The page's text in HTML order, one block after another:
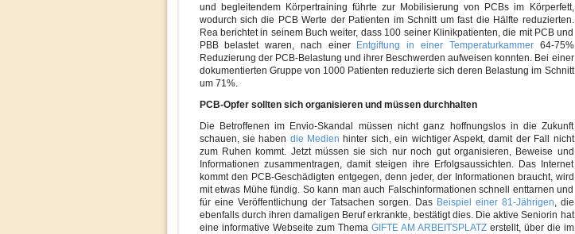
und begleitendem Körpertraining führte zur Mobilisierung von PCBs im Körperfett,
wodurch sich die PCB Werte der Patienten im Schnitt um fast die Hälfte reduzierten.
Rea berichtet in seinem Buch weiter, dass 100 seiner Klinikpatienten, die mit PCB und
PBB belastet waren, nach einer
Entgiftung in einer Temperaturkammer 64-75%
Reduzierung der PCB-Belastung und ihrer Beschwerden aufweisen konnten. Bei einer
dokumentierten Gruppe von 1000 Patienten reduzierte sich deren Belastung im Schnitt
um 71%.
PCB-Opfer sollten sich organisieren und müssen durchhalten
Die Betroffenen im Envio-Skandal müssen nicht ganz hoffnungslos in die Zukunft
schauen, sie haben die Medien hinter sich, ein wichtiger Aspekt, damit der Fall nicht
zum Ruhen kommt. Jetzt müssen sie sich nur noch gut organisieren, Beweise und
Informationen zusammentragen, damit steigen ihre Erfolgsaussichten. Das Internet
kommt den PCB-Geschädigten entgegen, denn jeder, der Informationen braucht, wird
mit etwas Mühe fündig. So kann man auch Falschinformationen schnell enttarnen und
für eine Veröffentlichung der Tatsachen sorgen. DasBeispiel einer 81-Jährigen, die
ebenfalls durch ihren damaligen Beruf erkrankte, bestätigt dies. Die aktive Seniorin hat
eine informative Webseite zum ThemaGIFTE AM ARBEITSPLATZ erstellt, über die im